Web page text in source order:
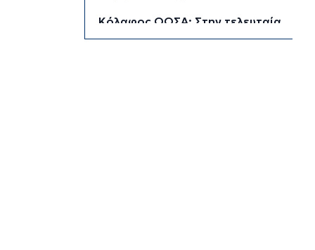
Κόλαφος ΟΟΣΑ: Στην τελευταία
θέση η Ελλάδα για το